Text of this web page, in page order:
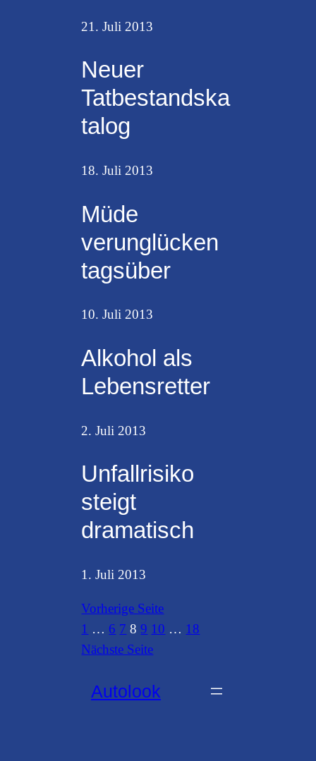
21. Juli 2013
Neuer
Tatbestandska
talog
18. Juli 2013
Müde
verunglücken
tagsüber
10. Juli 2013
Alkohol als
Lebensretter
2. Juli 2013
Unfallrisiko
steigt
dramatisch
1. Juli 2013
Vorherige Seite
1 … 6 7 8 9 10 … 18
Nächste Seite
Autolook